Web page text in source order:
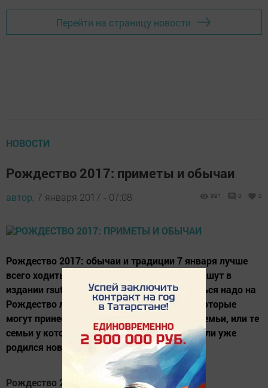
Перейти на страницу новости
НОВОСТИ
Рождество 2017: приметы и обычаи
автор, 7 января 2017 - 07:08 891 0 0
Рождество 2017: обычаи и традиции 7 января лучше
всего ходить в гости и принимать гостей, пишут в
издании rsute.ru. Немаловажно, что общаться надо на
Рождество лучше только с теми людьми, которые
могут принести счастье вам - счастливые семьи, или те
семьи у которых ожидается прибавление, или уже
родился новый член...
Рождество 2017: обычаи и традиции